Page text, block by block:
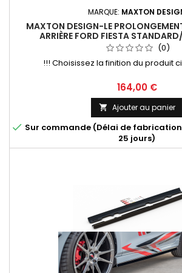
MARQUE: MAXTON
MAXTON DESIGN-LE
ARRIÈRE FORD FIESTA
(0)
!!! Choisissez la finition du produit
Prix
164,00 €
 Ajouter au panier
 Sur commande (Délai de
25 jours)